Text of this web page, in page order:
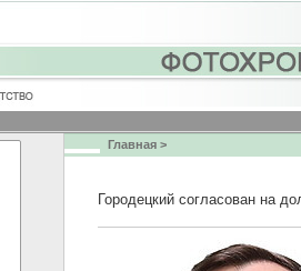
Главная >
Городецкий согласован на